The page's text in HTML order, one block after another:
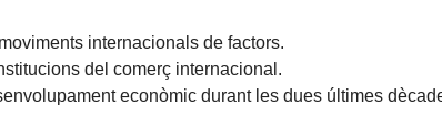
internacionals de factors.
del comerç internacional.
econòmic durant les dues últimes